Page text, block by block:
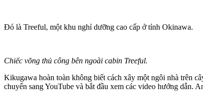
Đó là Treeful, một khu nghỉ dưỡng cao cấp ở tỉnh Okinawa.
Chiếc võng thủ công bên ngoài cabin Treeful.
Kikugawa hoàn toàn không biết cách xây một ngôi nhà trên
chuyển sang YouTube và bắt đầu xem các video hướng dẫn.